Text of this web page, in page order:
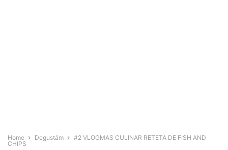
Home Degustăm
#2 VLOGMAS CULINAR RETETA DE FISH AND
CHIPS